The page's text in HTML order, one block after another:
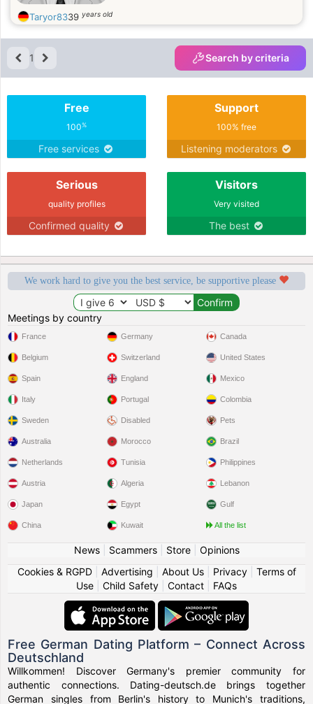
Taryor8339 years old
1 Search by criteria
Free
100%
Free services
Support
100% free
Listening moderators
Serious
quality profiles
Confirmed quality
Visitors
Very visited
The best
We work hard to give you the best service, be supportive please
Meetings by country
France
Belgium
Spain
Italy
Sweden
Germany
Switzerland
England
Portugal
Disabled
Canada
United States
Mexico
Colombia
Pets
Australia
Netherlands
Austria
Japan
China
Morocco
Tunisia
Algeria
Egypt
Kuwait
Brazil
Philippines
Lebanon
Gulf
All the list
News| Scammers| Store| Opinions
Cookies & RGPD| Advertising About Us| Privacy| Terms of
Use
Child Safety Contact FAQs
Free German Dating Platform – Connect Across
Deutschland
Willkommen! Discover Germany's premier community for
authentic connections. Dating-deutsch.de brings together
German singles from Berlin's history to Munich's traditions,